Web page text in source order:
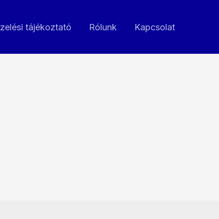
tájékoztató Rólunk Kapcsolat